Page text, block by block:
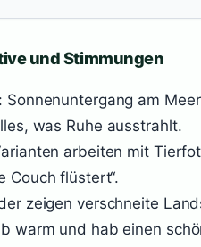
und Stimmungen
Sonnenuntergang am
was Ruhe ausstrahlt.
arbeiten mit
Couch flüstert“.
zeigen verschneite
warm und hab einen